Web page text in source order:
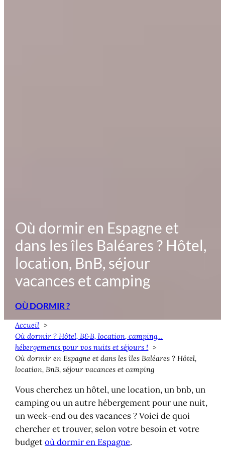
Où dormir en Espagne et
dans les îles Baléares ? Hôtel,
location, BnB, séjour
vacances et camping
OÙ DORMIR ?
Accueil
Où dormir ? Hôtel, B&B, location, camping…
hébergements pour vos nuits et séjours !
Où dormir en Espagne et dans les îles Baléares ? Hôtel,
location, BnB, séjour vacances et camping
Vous cherchez un hôtel, une location, un bnb, un
camping ou un autre hébergement pour une nuit,
un week-end ou des vacances ? Voici de quoi
chercher et trouver, selon votre besoin et votre
budgetoù dormir en Espagne.